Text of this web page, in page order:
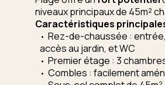
niveaux principaux de 45m²
Caractéristiques
Rez-de-chaussée :
accès au jardin, et WC
Premier étage : 3
Combles : facilement